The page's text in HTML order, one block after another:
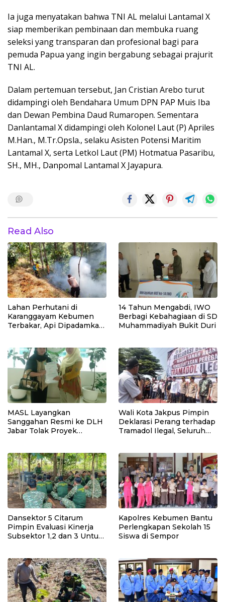
Ia juga menyatakan bahwa TNI AL melalui Lantamal X
siap memberikan pembinaan dan membuka ruang
seleksi yang transparan dan profesional bagi para
pemuda Papua yang ingin bergabung sebagai prajurit
TNI AL.
Dalam pertemuan tersebut, Jan Cristian Arebo turut
didampingi oleh Bendahara Umum DPN PAP Muis Iba
dan Dewan Pembina Daud Rumaropen. Sementara
Danlantamal X didampingi oleh Kolonel Laut (P) Apriles
M.Han., M.Tr.Opsla., selaku Asisten Potensi Maritim
Lantamal X, serta Letkol Laut (PM) Hotmatua Pasaribu,
SH., MH., Danpomal Lantamal X Jayapura.
Read Also
Lahan Perhutani di
Karanggayam Kebumen
Terbakar, Api Dipadamkan
14 Tahun Mengabdi, IWO
Berbagi Kebahagiaan di SD
Muhammadiyah Bukit Duri
MASL Layangkan
Sanggahan Resmi ke DLH
Jabar Tolak Proyek
Budaya dan Risiko Gempa
Sesar Baribis
Wali Kota Jakpus Pimpin
Deklarasi Perang terhadap
Tramadol Ilegal, Seluruh
Dansektor 5 Citarum
Pimpin Evaluasi Kinerja
Subsektor 1,2 dan 3 Untuk
Lingkungan
Kapolres Kebumen Bantu
Perlengkapan Sekolah 15
Siswa di Sempor